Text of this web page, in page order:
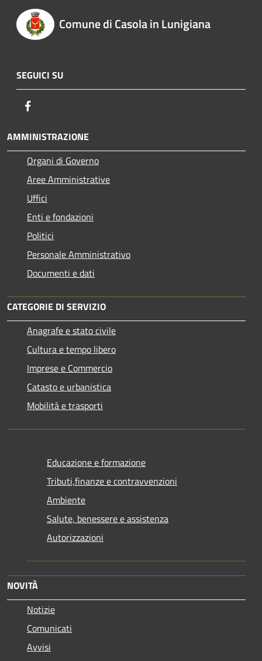
Comune di Casola in Lunigiana
SEGUICI SU
AMMINISTRAZIONE
Organi di Governo
Aree Amministrative
Uffici
Enti e fondazioni
Politici
Personale Amministrativo
Documenti e dati
CATEGORIE DI SERVIZIO
Anagrafe e stato civile
Cultura e tempo libero
Imprese e Commercio
Catasto e urbanistica
Mobilità e trasporti
Educazione e formazione
Tributi,finanze e contravvenzioni
Ambiente
Salute, benessere e assistenza
Autorizzazioni
NOVITÀ
Notizie
Comunicati
Avvisi